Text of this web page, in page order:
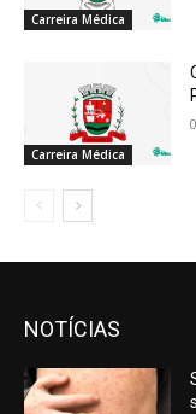
Carreira Médica
Carreira Médica
NOTÍCIAS